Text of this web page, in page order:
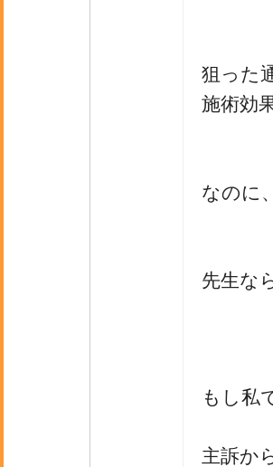
狙った
施術効
なのに
先生な
もし私
主訴か